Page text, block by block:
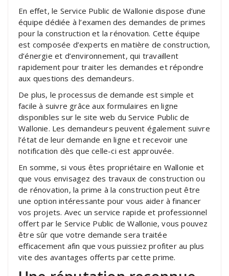
En effet, le Service Public de Wallonie dispose d’une
équipe dédiée à l’examen des demandes de primes
pour la construction et la rénovation. Cette équipe
est composée d’experts en matière de construction,
d’énergie et d’environnement, qui travaillent
rapidement pour traiter les demandes et répondre
aux questions des demandeurs.
De plus, le processus de demande est simple et
facile à suivre grâce aux formulaires en ligne
disponibles sur le site web du Service Public de
Wallonie. Les demandeurs peuvent également suivre
l’état de leur demande en ligne et recevoir une
notification dès que celle-ci est approuvée.
En somme, si vous êtes propriétaire en Wallonie et
que vous envisagez des travaux de construction ou
de rénovation, la prime à la construction peut être
une option intéressante pour vous aider à financer
vos projets. Avec un service rapide et professionnel
offert par le Service Public de Wallonie, vous pouvez
être sûr que votre demande sera traitée
efficacement afin que vous puissiez profiter au plus
vite des avantages offerts par cette prime.